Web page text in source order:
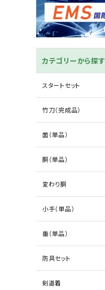
カテゴリーから探す
スタートセット
竹刀（完成品）
面（単品）
胴（単品）
変わり胴
小手（単品）
垂（単品）
防具セット
剣道着